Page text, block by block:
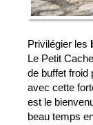
Privilégier les
Le Petit
de buffet froid
avec cette
est le
beau temps